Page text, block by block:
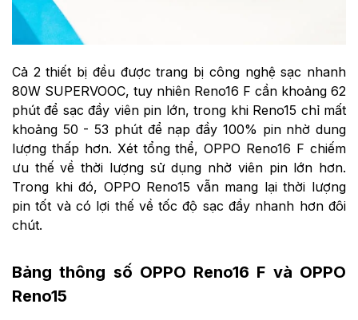
Cả 2 thiết bị đều được trang bị công nghệ sạc nhanh
80W SUPERVOOC, tuy nhiên Reno16 F cần khoảng 62
phút để sạc đầy viên pin lớn, trong khi Reno15 chỉ mất
khoảng 50 - 53 phút để nạp đầy 100% pin nhờ dung
lượng thấp hơn. Xét tổng thể, OPPO Reno16 F chiếm
ưu thế về thời lượng sử dụng nhờ viên pin lớn hơn.
Trong khi đó, OPPO Reno15 vẫn mang lại thời lượng
pin tốt và có lợi thế về tốc độ sạc đầy nhanh hơn đôi
chút.
Bảng thông số OPPO Reno16 F và OPPO
Reno15